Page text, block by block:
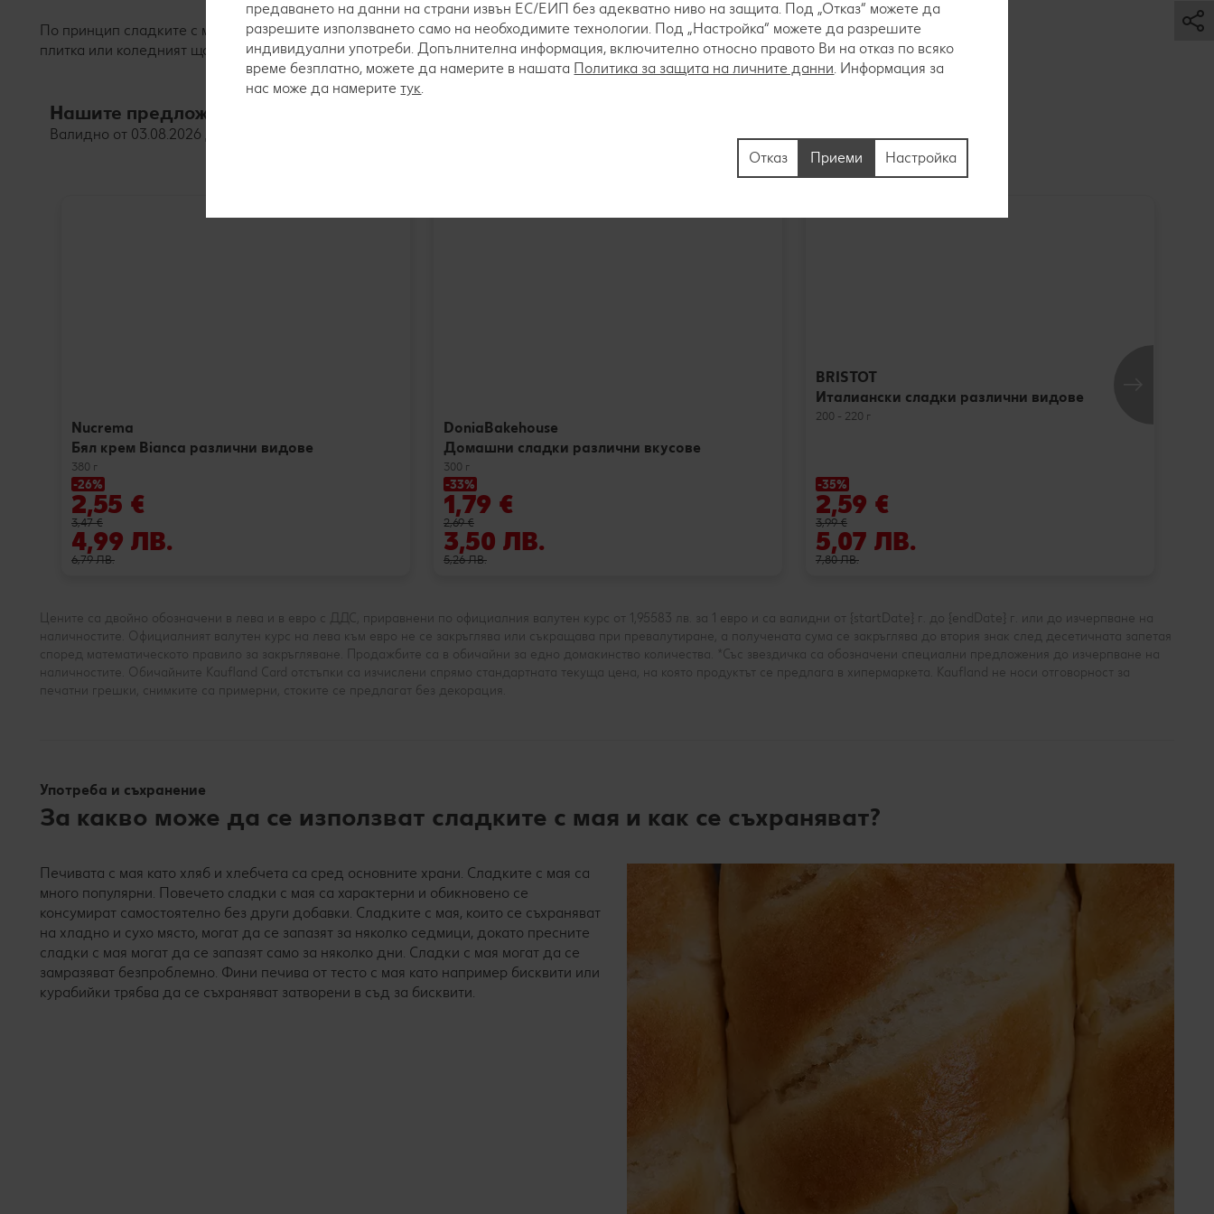
По принцип сладките с мая се предлагат пресни през цялата година. Въпреки това някои разновидности като великденската
плитка или коледният щолен се предлагат само сезонно.
Нашите предложения за сладки с мая
Валидно от 03.08.2026 до 09.08.2026
Nucrema
Бял крем Bianca различни видове
380 г
-26%
2,55 €
3,47 €
4,99 ЛВ.
6,79 ЛВ.
DoniaBakehouse
Домашни сладки различни вкусове
300 г
-33%
1,79 €
2,69 €
3,50 ЛВ.
5,26 ЛВ.
BRISTOT
Италиански сладки различни видове
200 - 220 г
-35%
2,59 €
3,99 €
5,07 ЛВ.
7,80 ЛВ.
Цените са двойно обозначени в лева и в евро с ДДС, приравнени по официалния валутен курс от 1,95583 лв. за 1 евро и са валидни от {startDate} г. до {endDate} г. или до изчерпване на
наличностите. Официалният валутен курс на лева към евро не се закръглява или съкращава при превалутиране, а получената сума се закръглява до втория знак след десетичната запетая
според математическото правило за закръгляване. Продажбите са в обичайни за едно домакинство количества. *Със звездичка са обозначени специални предложения до изчерпване на
наличностите. Обичайните Kaufland Card отстъпки са изчислени спрямо стандартната текуща цена, на която продуктът се предлага в хипермаркета. Kaufland не носи отговорност за
печатни грешки, снимките са примерни, стоките се предлагат без декорация.
Употреба и съхранение
За какво може да се използват сладките с мая и как се съхраняват?
Печивата с мая като хляб и хлебчета са сред основните храни. Сладките с мая са
много популярни. Повечето сладки с мая са характерни и обикновено се
консумират самостоятелно без други добавки. Сладките с мая, които се съхраняват
на хладно и сухо място, могат да се запазят за няколко седмици, докато пресните
сладки с мая могат да се запазят само за няколко дни. Сладки с мая могат да се
замразяват безпроблемно. Фини печива от тесто с мая като например бисквити или
курабийки трябва да се съхраняват затворени в съд за бисквити.
предаването на данни на страни извън ЕС/ЕИП без адекватно ниво на защита. Под „Отказ“ можете да
разрешите използването само на необходимите технологии. Под „Настройка“ можете да разрешите
индивидуални употреби. Допълнителна информация, включително относно правото Ви на отказ по всяко
време безплатно, можете да намерите в нашата Политика за защита на личните данни. Информация за
нас може да намеритетук.
Настройка
Отказ Приеми